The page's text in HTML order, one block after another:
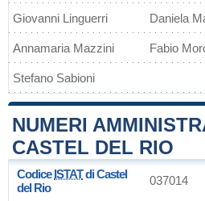
Giovanni Linguerri Daniela
Annamaria Mazzini Fabio
Stefano Sabioni
NUMERI
CASTEL DEL RIO
CodiceISTATdi Castel
del Rio
037014